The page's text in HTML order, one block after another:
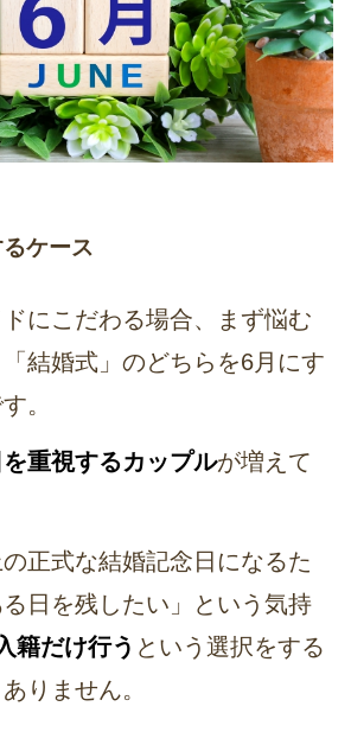
ケース
にこだわる場合、まず悩む
結婚式」のどちらを6月にす
。
を重視するカップルが増えて
正式な結婚記念日になるた
日を残したい」という気持
籍だけ行う という選択をする
りません。